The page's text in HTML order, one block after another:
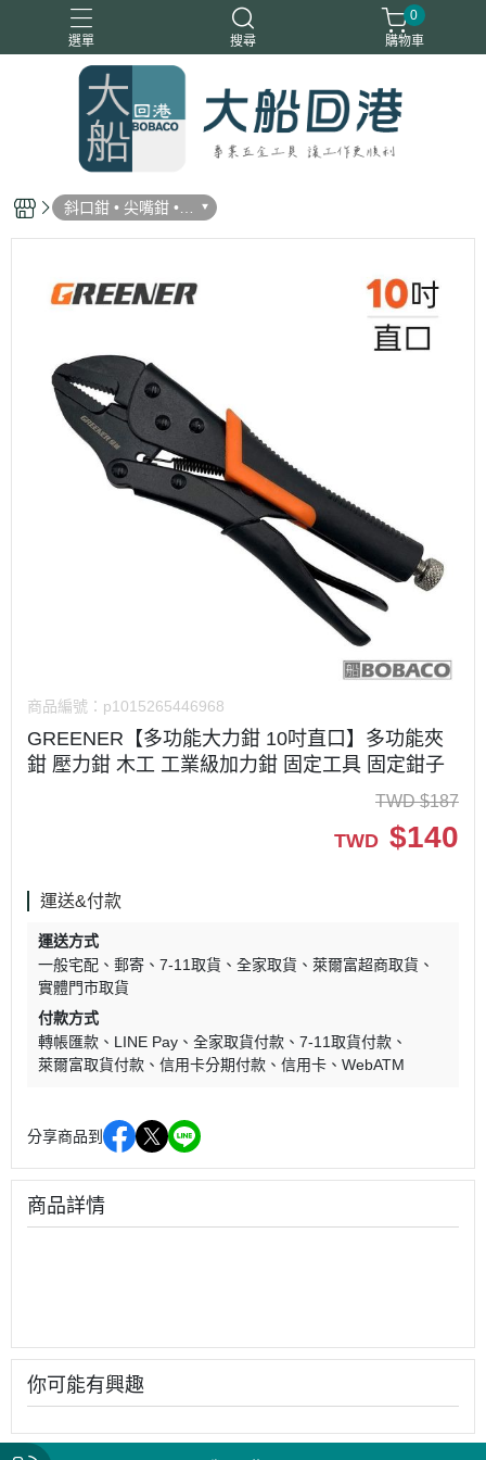
選單 搜尋
0
購物車
斜口鉗 • 尖嘴鉗 •
大力鉗
商品編號： p1015265446968
GREENER【多功能大力鉗 10吋直口】多功能夾
鉗 壓力鉗 木工 工業級加力鉗 固定工具 固定鉗子
TWD $187
TWD $140
運送&付款
運送方式
一般宅配
郵寄 7-11取貨 全家取貨
萊爾富超商取貨
實體門市取貨
付款方式
轉帳匯款
LINE Pay 全家取貨付款
7-11取貨付款
萊爾富取貨付款
信用卡分期付款 信用卡 WebATM
分享商品到
商品詳情
你可能有興趣